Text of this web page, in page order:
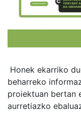
Honek ekarriko
beharreko
proiektuan bertan
aurretiazko